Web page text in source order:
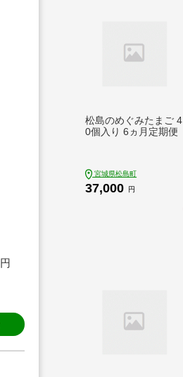
円
松島のめぐみたまご 4
0個入り 6ヵ月定期便
宮城県松島町
37,000 円